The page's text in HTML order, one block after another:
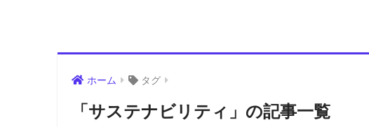
ホーム タグ
「サステナビリティ」の記事一覧